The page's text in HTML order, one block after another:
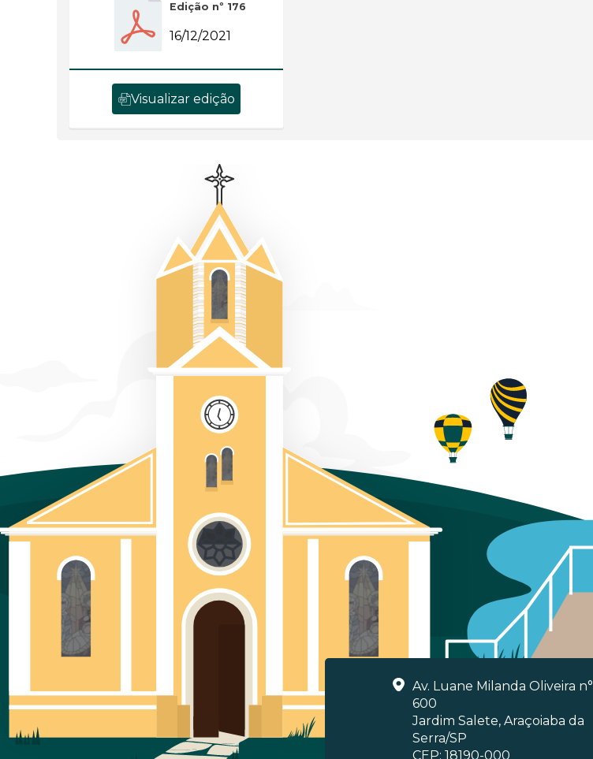
Edição nº 176
16/12/2021
Visualizar edição
Av. Luane Milanda Oliveira n°
600
Jardim Salete, Araçoiaba da
Serra/SP
CEP: 18190-000